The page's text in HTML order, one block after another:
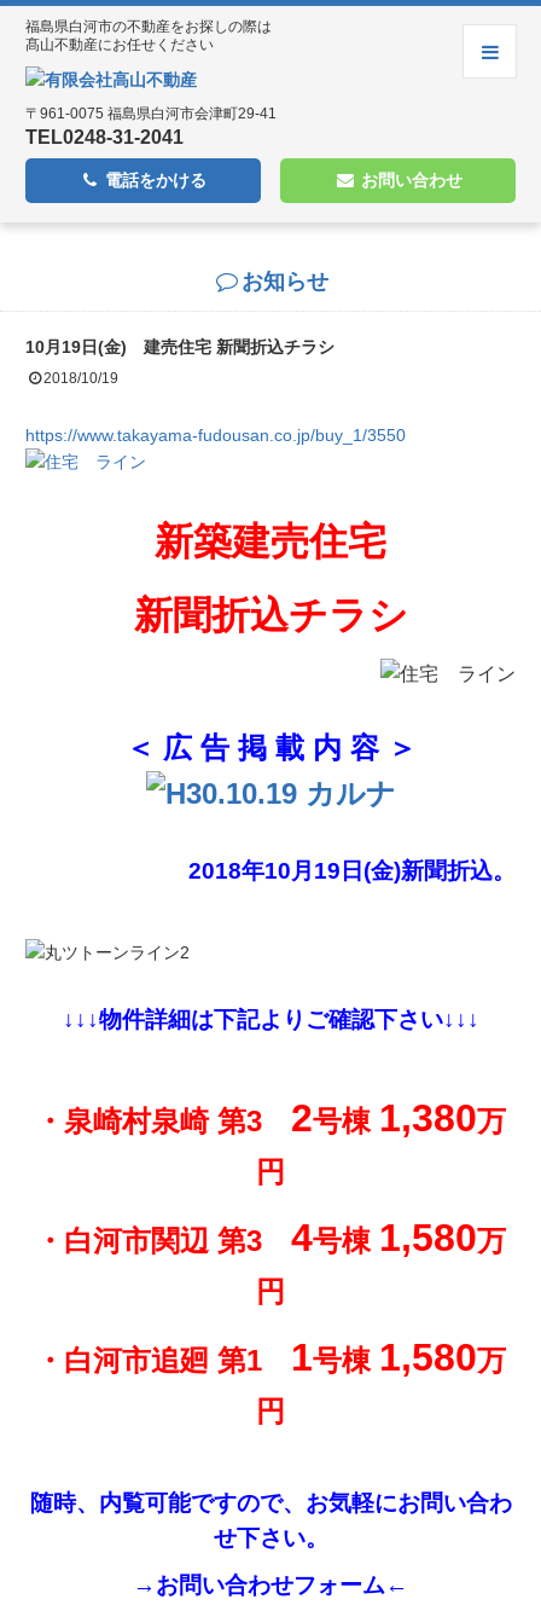
お知らせ
プライバシーポリシー
福島県白河市の不動産をお探しの際は
髙山不動産にお任せください
〒961-0075 福島県白河市会津町29-41
TEL0248-31-2041
電話をかける お問い合わせ
お知らせ
10月19日(金) 建売住宅 新聞折込チラシ
2018/10/19
https://www.takayama-fudousan.co.jp/buy_1/3550
新築建売住宅
新聞折込チラシ
＜ 広 告 掲 載 内 容 ＞
2018年10月19日(金)新聞折込。
↓↓↓物件詳細は下記よりご確認下さい↓↓↓
・泉崎村泉崎 第3 2号棟 1,380万
円
・白河市関辺 第3 4号棟 1,580万
円
・白河市追廻 第1 1号棟 1,580万
円
随時、内覧可能ですので、お気軽にお問い合わ
せ下さい。
→お問い合わせフォーム←